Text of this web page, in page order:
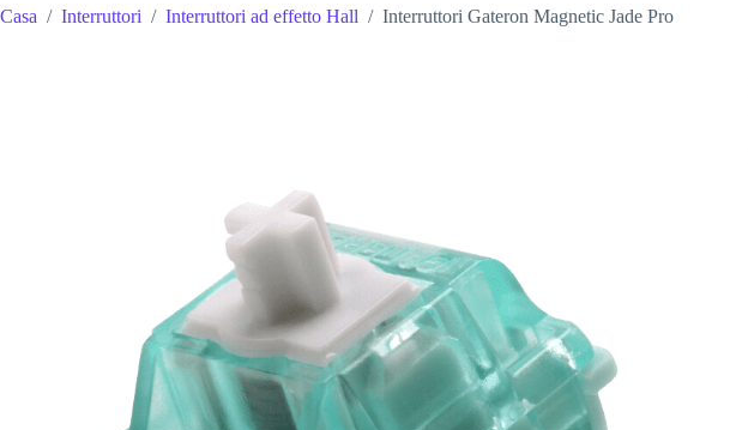
Casa / Interruttori / Interruttori ad effetto Hall / Interruttori Gateron Magnetic Jade Pro